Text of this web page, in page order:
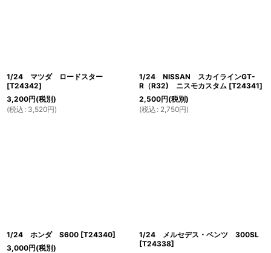
1/24 マツダ ロードスター
[T24342]
3,200円(税別)
(税込 : 3,520円)
1/24 NISSAN スカイラインGT-
R（R32) ニスモカスタム [T24341]
2,500円(税別)
(税込 : 2,750円)
1/24 ホンダ S600 [T24340]
3,000円(税別)
1/24 メルセデス・ベンツ 300SL
[T24338]